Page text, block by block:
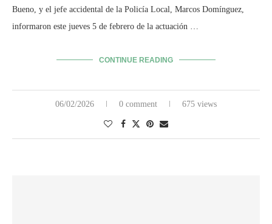
Bueno, y el jefe accidental de la Policía Local, Marcos Domínguez,
informaron este jueves 5 de febrero de la actuación …
CONTINUE READING
06/02/2026 0 comment 675 views